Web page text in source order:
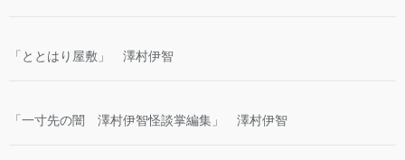
「ととはり屋敷」 澤村伊智
「一寸先の闇 澤村伊智怪談掌編集」 澤村伊智